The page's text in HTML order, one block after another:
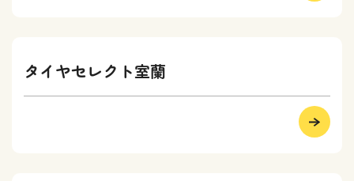
タイヤセレクト室蘭